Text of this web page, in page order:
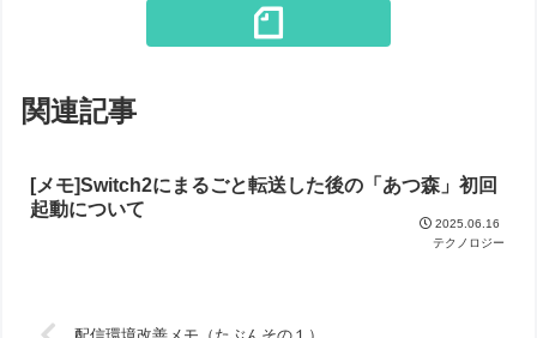
関連記事
[メモ]Switch2にまるごと転送した後の「あつ森」初回
起動について
2025.06.16
テクノロジー